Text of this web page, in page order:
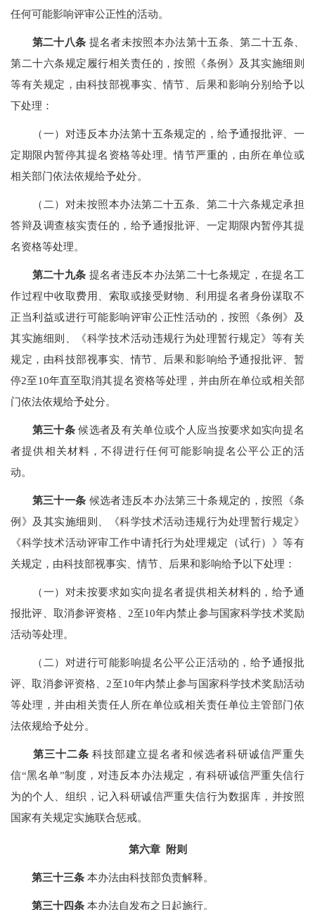
任何可能影响评审公正性的活动。
第二十八条 提名者未按照本办法第十五条、第二十五条、
第二十六条规定履行相关责任的，按照《条例》及其实施细则
等有关规定，由科技部视事实、情节、后果和影响分别给予以
下处理：
（一）对违反本办法第十五条规定的，给予通报批评、一
定期限内暂停其提名资格等处理。情节严重的，由所在单位或
相关部门依法依规给予处分。
（二）对未按照本办法第二十五条、第二十六条规定承担
答辩及调查核实责任的，给予通报批评、一定期限内暂停其提
名资格等处理。
第二十九条 提名者违反本办法第二十七条规定，在提名工
作过程中收取费用、索取或接受财物、利用提名者身份谋取不
正当利益或进行可能影响评审公正性活动的，按照《条例》及
其实施细则、《科学技术活动违规行为处理暂行规定》等有关
规定，由科技部视事实、情节、后果和影响给予通报批评、暂
停2至10年直至取消其提名资格等处理，并由所在单位或相关部
门依法依规给予处分。
第三十条 候选者及有关单位或个人应当按要求如实向提名
者提供相关材料，不得进行任何可能影响提名公平公正的活
动。
第三十一条 候选者违反本办法第三十条规定的，按照《条
例》及其实施细则、《科学技术活动违规行为处理暂行规定》
《科学技术活动评审工作中请托行为处理规定（试行）》等有
关规定，由科技部视事实、情节、后果和影响给予以下处理：
（一）对未按要求如实向提名者提供相关材料的，给予通
报批评、取消参评资格、2至10年内禁止参与国家科学技术奖励
活动等处理。
（二）对进行可能影响提名公平公正活动的，给予通报批
评、取消参评资格、2至10年内禁止参与国家科学技术奖励活动
等处理，并由相关责任人所在单位或相关责任单位主管部门依
法依规给予处分。
第三十二条 科技部建立提名者和候选者科研诚信严重失
信“黑名单”制度，对违反本办法规定，有科研诚信严重失信行
为的个人、组织，记入科研诚信严重失信行为数据库，并按照
国家有关规定实施联合惩戒。
第六章 附则
第三十三条 本办法由科技部负责解释。
第三十四条 本办法自发布之日起施行。